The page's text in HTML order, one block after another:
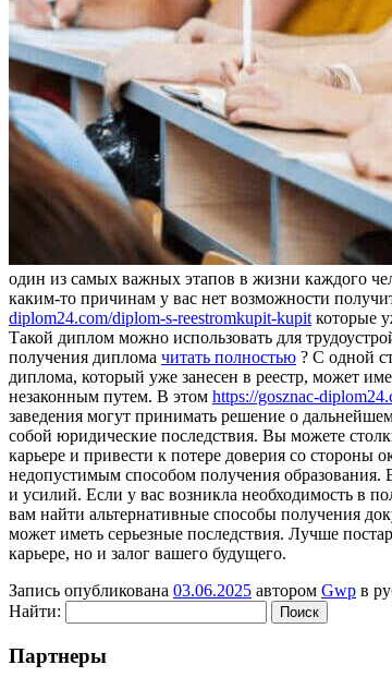
один из самых важных этапов в жизни каждого
каким-то причинам у вас нет возможности
diplom24.com/diplom-s-reestromkupit-kupit которые
Такой диплом можно использовать для
получения диплома читать полностью ? С одной
диплома, который уже занесен в реестр, может
незаконным путем. В этом https://gosznac-
заведения могут принимать решение о
собой юридические последствия. Вы можете
карьере и привести к потере доверия со
недопустимым способом получения образования.
и усилий. Если у вас возникла необходимость в
вам найти альтернативные способы получения
может иметь серьезные последствия. Лучше
карьере, но и залог вашего будущего.
Запись опубликована 03.06.2025 автором Gwp в
Найти:
Партнеры